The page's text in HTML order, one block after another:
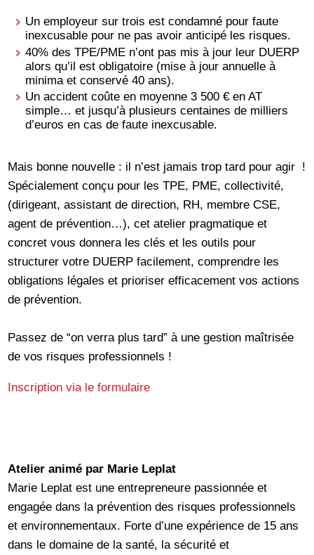
Un employeur sur trois est condamné pour faute
inexcusable pour ne pas avoir anticipé les risques.
40% des TPE/PME n’ont pas mis à jour leur DUERP
alors qu’il est obligatoire (mise à jour annuelle à
minima et conservé 40 ans).
Un accident coûte en moyenne 3 500 € en AT
simple… et jusqu’à plusieurs centaines de milliers
d’euros en cas de faute inexcusable.
Mais bonne nouvelle : il n’est jamais trop tard pour agir !
Spécialement conçu pour les TPE, PME, collectivité,
(dirigeant, assistant de direction, RH, membre CSE,
agent de prévention…), cet atelier pragmatique et
concret vous donnera les clés et les outils pour
structurer votre DUERP facilement, comprendre les
obligations légales et prioriser efficacement vos actions
de prévention.
Passez de “on verra plus tard” à une gestion maîtrisée
de vos risques professionnels !
Inscription via le formulaire
Atelier animé par Marie Leplat
Marie Leplat est une entrepreneure passionnée et
engagée dans la prévention des risques professionnels
et environnementaux. Forte d’une expérience de 15 ans
dans le domaine de la santé, la sécurité et